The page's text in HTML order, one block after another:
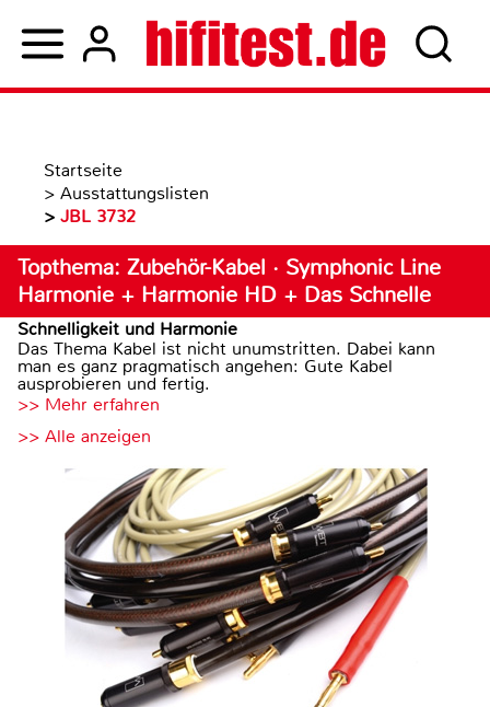
Startseite
> Ausstattungslisten
>
JBL 3732
Topthema: Zubehör-Kabel · Symphonic Line
Harmonie + Harmonie HD + Das Schnelle
Schnelligkeit und Harmonie
Das Thema Kabel ist nicht unumstritten. Dabei kann
man es ganz pragmatisch angehen: Gute Kabel
ausprobieren und fertig.
>> Mehr erfahren
>> Alle anzeigen